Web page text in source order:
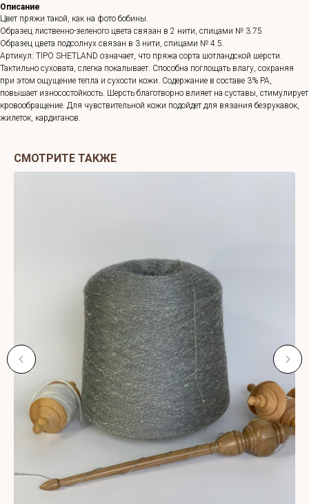
Описание
Цвет пряжи такой, как на фото бобины.
Образец лиственно-зеленого цвета связан в 2 нити, спицами № 3.75
Образец цвета подсолнух связан в 3 нити, спицами № 4.5.
Артикул: TIPO SHETLAND означает, что пряжа сорта шотландской шерсти.
Тактильно суховата, слегка покалывает. Способна поглощать влагу, сохраняя
при этом ощущение тепла и сухости кожи. Содержание в составе 3% РА,
повышает износостойкость. Шерсть благотворно влияет на суставы, стимулирует
кровообращение. Для чувствительной кожи подойдет для вязания безрукавок,
жилеток, кардиганов.
СМОТРИТЕ ТАКЖЕ